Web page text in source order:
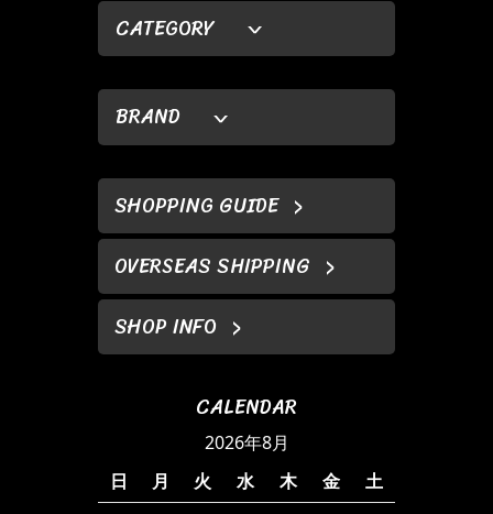
CATEGORY
BRAND
SHOPPING GUIDE
OVERSEAS SHIPPING
SHOP INFO
CALENDAR
2026年8月
日
月 火 水 木 金 土